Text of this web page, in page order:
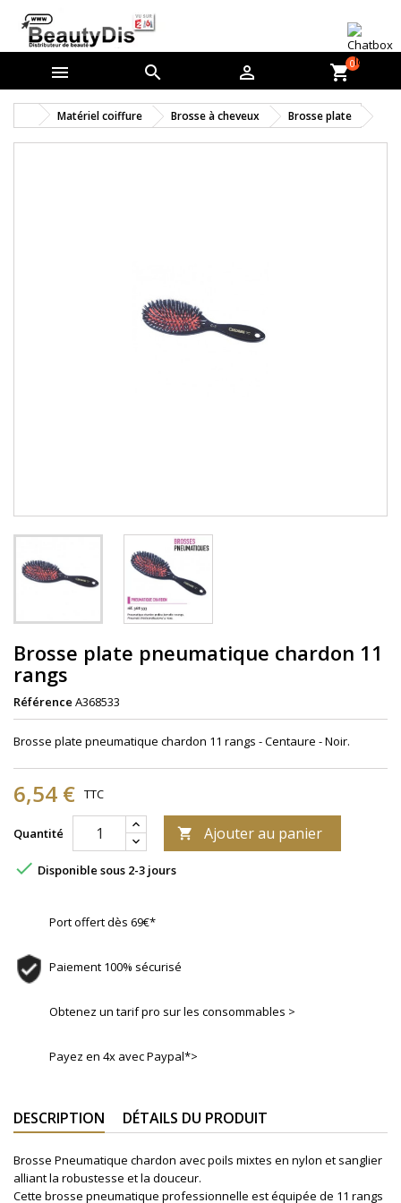
   shopping_cart0
Matériel coiffure Brosse à cheveux Brosse plate
Brosse plate pneumatique chardon 11
rangs
Référence A368533
Brosse plate pneumatique chardon 11 rangs - Centaure - Noir.
6,54 € TTC
Quantité  Ajouter au panier
 Disponible sous 2-3 jours
Port offert dès 69€*
Paiement 100% sécurisé
Obtenez un tarif pro sur les consommables >
Payez en 4x avec Paypal*>
DESCRIPTION DÉTAILS DU PRODUIT
Brosse Pneumatique chardon avec poils mixtes en nylon et sanglier
alliant la robustesse et la douceur.
Cette brosse pneumatique professionnelle est équipée de 11 rangs